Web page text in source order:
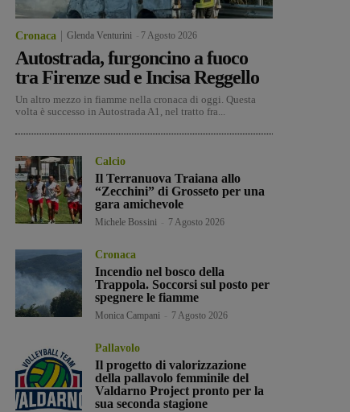
Cronaca Glenda Venturini 7 Agosto 2026
Autostrada, furgoncino a fuoco
tra Firenze sud e Incisa Reggello
Un altro mezzo in fiamme nella cronaca di oggi. Questa
volta è successo in Autostrada A1, nel tratto fra...
Calcio
Il Terranuova Traiana allo
“Zecchini” di Grosseto per una
gara amichevole
Michele Bossini 7 Agosto 2026
Cronaca
Incendio nel bosco della
Trappola. Soccorsi sul posto per
spegnere le fiamme
Monica Campani 7 Agosto 2026
Pallavolo
Il progetto di valorizzazione
della pallavolo femminile del
Valdarno Project pronto per la
sua seconda stagione